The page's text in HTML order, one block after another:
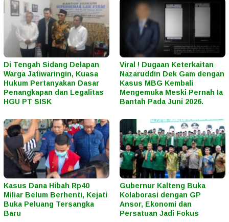
Di Tengah Sidang Delapan
Warga Jatiwaringin, Kuasa
Hukum Pertanyakan Dasar
Penangkapan dan Legalitas
HGU PT SISK
Viral ! Dugaan Keterkaitan
Nazaruddin Dek Gam dengan
Kasus MBG Kembali
Mengemuka Meski Pernah Ia
Bantah Pada Juni 2026.
Kasus Dana Hibah Rp40
Miliar Belum Berhenti, Kejati
Buka Peluang Tersangka
Baru
Gubernur Kalteng Buka
Kolaborasi dengan GP
Ansor, Ekonomi dan
Persatuan Jadi Fokus